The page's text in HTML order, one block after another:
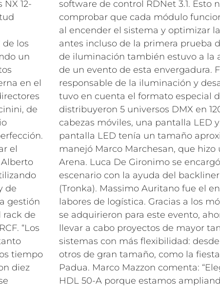
12-
los
un
en el
de
el
de
gestión
rack de
“Los
tiempo
diez
software de control RDNet 3.1. Esto
comprobar que cada módulo
al encender el sistema y optimizar
antes incluso de la primera prueba
de iluminación también estuvo a la
de un evento de esta envergadura.
responsable de la iluminación y
tuvo en cuenta el formato especial
distribuyeron 5 universos DMX en
cabezas móviles, una pantalla LED
pantalla LED tenía un tamaño
manejó Marco Marchesan, que hizo
Arena. Luca De Gironimo se
escenario con la ayuda del
(Tronka). Massimo Auritano fue el
labores de logística. Gracias a los
se adquirieron para este evento,
llevar a cabo proyectos de mayor
sistemas con más flexibilidad:
otros de gran tamaño, como la
Padua. Marco Mazzon comenta:
HDL 50-A porque estamos